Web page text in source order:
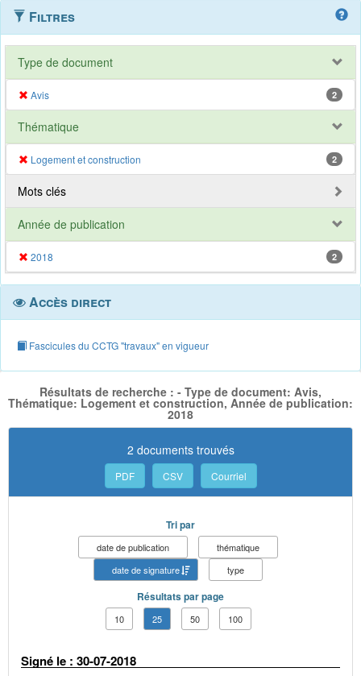
Filtres
Type de document
Avis 2
Thématique
Logement et construction 2
Mots clés
Année de publication
2018 2
Accès direct
Fascicules du CCTG "travaux" en vigueur
Résultats de recherche : - Type de document: Avis,
Thématique: Logement et construction, Année de publication:
2018
2 documents trouvés
PDF CSV Courriel
Tri par
date de publication
thématique
date de signature
type
Résultats par page
10 25 50 100
Signé le : 30-07-2018